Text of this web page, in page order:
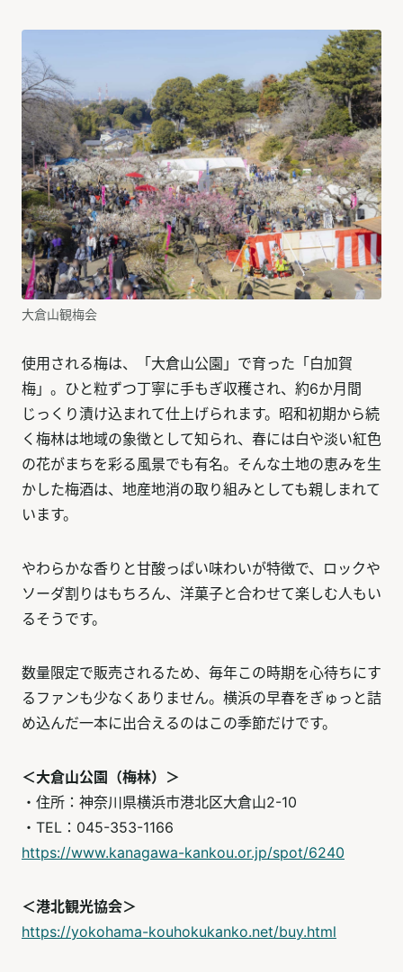
大倉山観梅会
使用される梅は、「大倉山公園」で育った「白加賀
梅」。ひと粒ずつ丁寧に手もぎ収穫され、約6か月間
じっくり漬け込まれて仕上げられます。昭和初期から続
く梅林は地域の象徴として知られ、春には白や淡い紅色
の花がまちを彩る風景でも有名。そんな土地の恵みを生
かした梅酒は、地産地消の取り組みとしても親しまれて
います。
やわらかな香りと甘酸っぱい味わいが特徴で、ロックや
ソーダ割りはもちろん、洋菓子と合わせて楽しむ人もい
るそうです。
数量限定で販売されるため、毎年この時期を心待ちにす
るファンも少なくありません。横浜の早春をぎゅっと詰
め込んだ一本に出合えるのはこの季節だけです。
＜大倉山公園（梅林）＞
・住所：神奈川県横浜市港北区大倉山2-10
・TEL：045-353-1166
https://www.kanagawa-kankou.or.jp/spot/6240
＜港北観光協会＞
https://yokohama-kouhokukanko.net/buy.html